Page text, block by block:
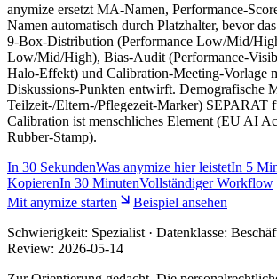
anymize ersetzt MA-Namen, Performance-
Namen automatisch durch Platzhalter, bevor
9-Box-Distribution (Performance Low/Mid/
Low/Mid/High), Bias-Audit (Performance-
Halo-Effekt) und Calibration-Meeting-Vorlage
Diskussions-Punkten entwirft. Demografische
Teilzeit-/Eltern-/Pflegezeit-Marker) SEPARAT
Calibration ist menschliches Element (EU AI
Rubber-Stamp).
In 30 SekundenWas anymize hier leistetIn 5
KopierenIn 30 MinutenVollständiger Workflow
Mit anymize starten
Beispiel ansehen
Schwierigkeit: Spezialist · Datenklasse:
Review: 2026-05-14